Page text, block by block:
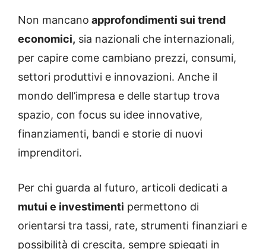
Non mancano approfondimenti sui trend
economici, sia nazionali che internazionali,
per capire come cambiano prezzi, consumi,
settori produttivi e innovazioni. Anche il
mondo dell’impresa e delle startup trova
spazio, con focus su idee innovative,
finanziamenti, bandi e storie di nuovi
imprenditori.
Per chi guarda al futuro, articoli dedicati a
mutui e investimenti permettono di
orientarsi tra tassi, rate, strumenti finanziari e
possibilità di crescita, sempre spiegati in